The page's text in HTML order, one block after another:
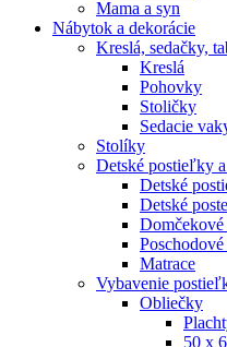
Mama a syn
Nábytok a dekorácie
Kreslá, sedačky,
Kreslá
Pohovky
Stoličky
Sedacie
Stolíky
Detské postieľky
Detské
Detské
Domčekové
Matrace
Vybavenie
Obliečky
50 x